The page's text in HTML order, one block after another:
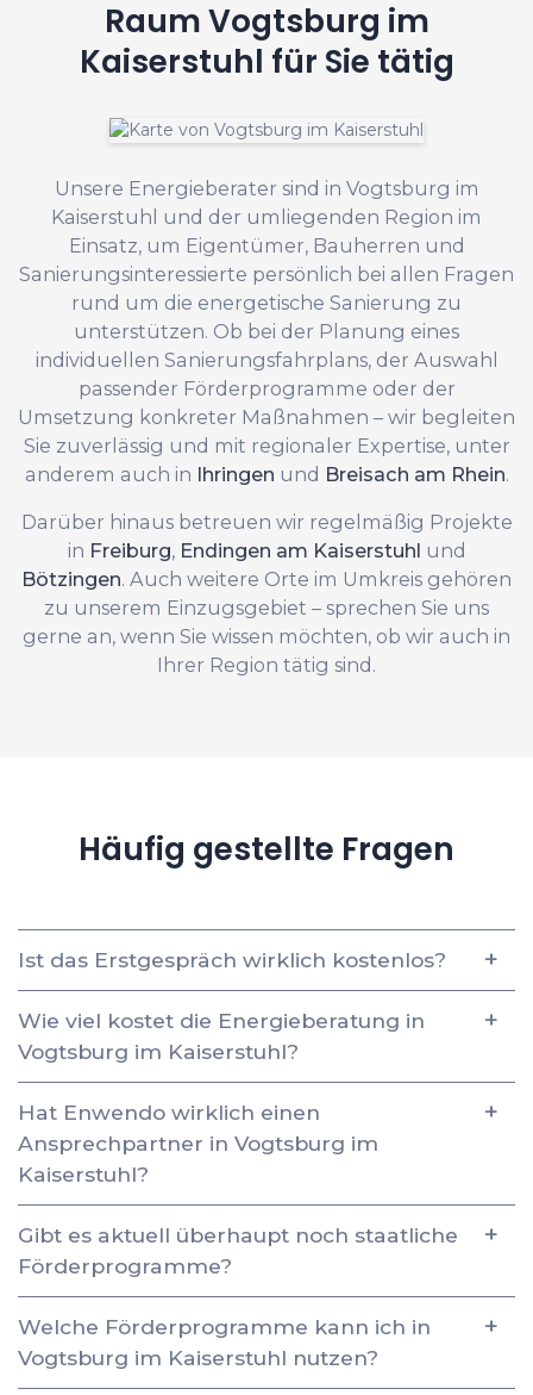
Raum Vogtsburg im
Kaiserstuhl für Sie tätig
Unsere Energieberater sind in Vogtsburg im
Kaiserstuhl und der umliegenden Region im
Einsatz, um Eigentümer, Bauherren und
Sanierungsinteressierte persönlich bei allen Fragen
rund um die energetische Sanierung zu
unterstützen. Ob bei der Planung eines
individuellen Sanierungsfahrplans, der Auswahl
passender Förderprogramme oder der
Umsetzung konkreter Maßnahmen – wir begleiten
Sie zuverlässig und mit regionaler Expertise, unter
anderem auch in Ihringen und Breisach am Rhein.
Darüber hinaus betreuen wir regelmäßig Projekte
in Freiburg, Endingen am Kaiserstuhl und
Bötzingen. Auch weitere Orte im Umkreis gehören
zu unserem Einzugsgebiet – sprechen Sie uns
gerne an, wenn Sie wissen möchten, ob wir auch in
Ihrer Region tätig sind.
Häufig gestellte Fragen
Ist das Erstgespräch wirklich kostenlos?
Wie viel kostet die Energieberatung in
Vogtsburg im Kaiserstuhl?
Hat Enwendo wirklich einen
Ansprechpartner in Vogtsburg im
Kaiserstuhl?
Gibt es aktuell überhaupt noch staatliche
Förderprogramme?
Welche Förderprogramme kann ich in
Vogtsburg im Kaiserstuhl nutzen?